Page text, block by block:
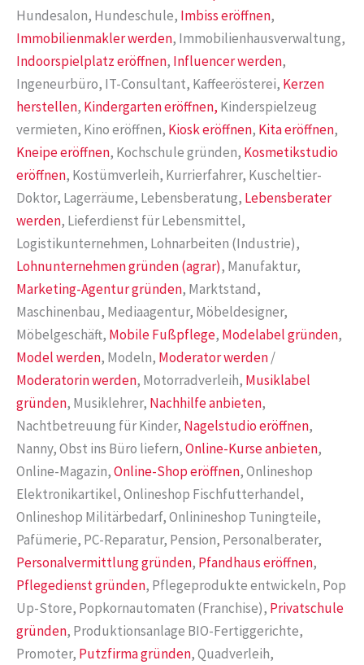
Hundesalon, Hundeschule, Imbiss eröffnen,
Immobilienmakler werden, Immobilienhausverwaltung,
Indoorspielplatz eröffnen, Influencer werden,
Ingeneurbüro, IT-Consultant, Kaffeerösterei, Kerzen
herstellen, Kindergarten eröffnen, Kinderspielzeug
vermieten, Kino eröffnen, Kiosk eröffnen, Kita eröffnen,
Kneipe eröffnen, Kochschule gründen, Kosmetikstudio
eröffnen, Kostümverleih, Kurrierfahrer, Kuscheltier-
Doktor, Lagerräume, Lebensberatung, Lebensberater
werden, Lieferdienst für Lebensmittel,
Logistikunternehmen, Lohnarbeiten (Industrie),
Lohnunternehmen gründen (agrar), Manufaktur,
Marketing-Agentur gründen, Marktstand,
Maschinenbau, Mediaagentur, Möbeldesigner,
Möbelgeschäft, Mobile Fußpflege, Modelabel gründen,
Model werden, Modeln, Moderator werden/
Moderatorin werden, Motorradverleih, Musiklabel
gründen, Musiklehrer, Nachhilfe anbieten,
Nachtbetreuung für Kinder, Nagelstudio eröffnen,
Nanny, Obst ins Büro liefern,Online-Kurse anbieten,
Online-Magazin,Online-Shop eröffnen, Onlineshop
Elektronikartikel, Onlineshop Fischfutterhandel,
Onlineshop Militärbedarf, Onlinineshop Tuningteile,
Pafümerie, PC-Reparatur, Pension, Personalberater,
Personalvermittlung gründen, Pfandhaus eröffnen,
Pflegedienst gründen, Pflegeprodukte entwickeln, Pop
Up-Store, Popkornautomaten (Franchise), Privatschule
gründen, Produktionsanlage BIO-Fertiggerichte,
Promoter, Putzfirma gründen, Quadverleih,